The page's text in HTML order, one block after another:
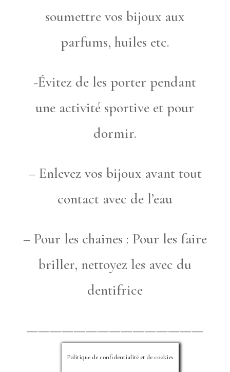
soumettre vos bijoux aux
parfums, huiles etc.
-Évitez de les porter pendant
une activité sportive et pour
dormir.
– Enlevez vos bijoux avant tout
contact avec de l’eau
– Pour les chaines : Pour les faire
briller, nettoyez les avec du
dentifrice
———————————————
Politique de confidentialité et de cookies